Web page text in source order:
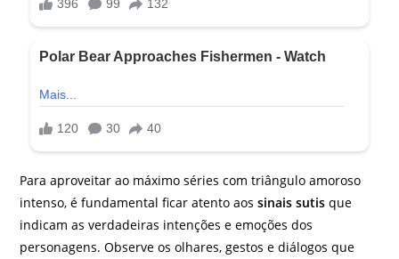
Para aproveitar ao máximo séries com triângulo amoroso
intenso, é fundamental ficar atento aossinais sutis que
indicam as verdadeiras intenções e emoções dos
personagens. Observe os olhares, gestos e diálogos que